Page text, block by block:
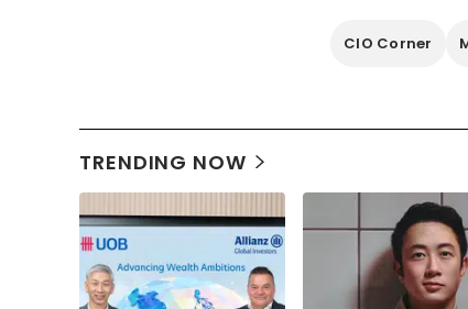
CIO Corner
TRENDING NOW